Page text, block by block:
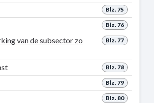
Blz. 75
Blz. 76
Blz. 77
van de subsector zo
Blz. 78
Blz. 79
Blz. 80